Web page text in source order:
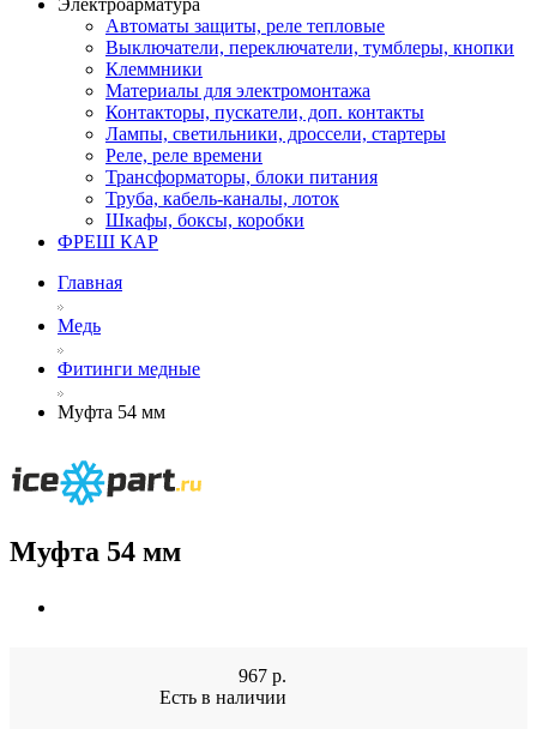
Электроарматура
Автоматы защиты, реле тепловые
Выключатели, переключатели, тумблеры, кнопки
Клеммники
Материалы для электромонтажа
Контакторы, пускатели, доп. контакты
Лампы, светильники, дроссели, стартеры
Реле, реле времени
Трансформаторы, блоки питания
Труба, кабель-каналы, лоток
Шкафы, боксы, коробки
ФРЕШ КАР
Главная
Медь
Фитинги медные
Муфта 54 мм
Муфта 54 мм
967 р.
Есть в наличии